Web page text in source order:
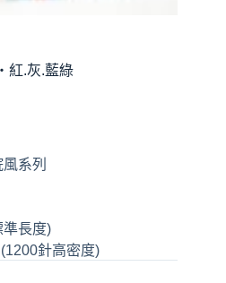
紅.灰.藍綠
系列
準長度)
針高密度)